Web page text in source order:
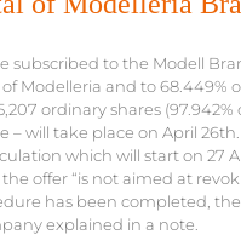
subscribed to the Modell
Modelleria and to 68.449%
ordinary shares
– will take place on April
which will start on 27
offer “is not aimed at
has been completed,
explained in a note.